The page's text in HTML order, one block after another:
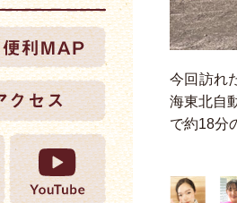
今回訪れ
海東北自
で約18分